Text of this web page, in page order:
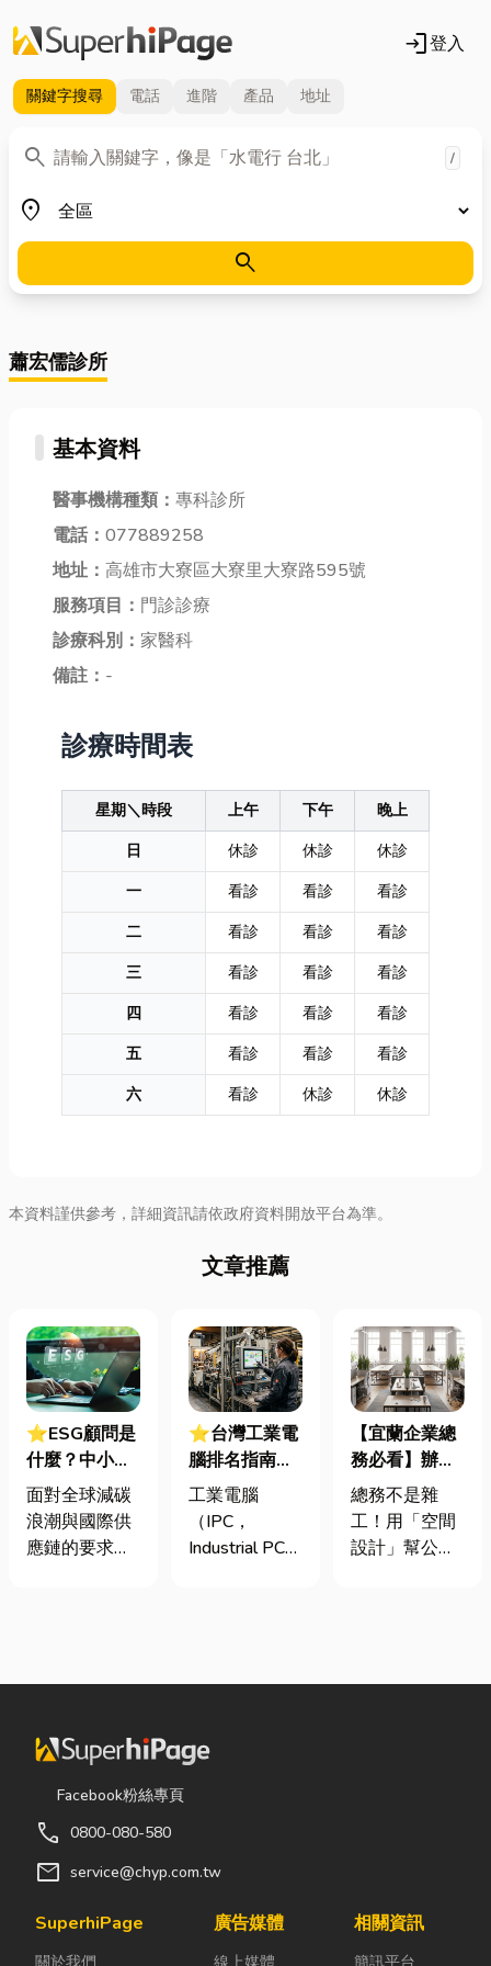
login登入
關鍵字搜尋 電話 進階 產品 地址
search
關鍵字 /
place
地區
search
蕭宏儒診所
基本資料
醫事機構種類： 專科診所
電話： 077889258
地址： 高雄市大寮區大寮里大寮路595號
服務項目： 門診診療
診療科別： 家醫科
備註： -
診療時間表
星期＼時段 上午 下午
晚上
日
休診 休診
休診
一
看診 看診
看診
二
看診 看診
看診
三
看診 看診
看診
四
看診 看診
看診
五
看診 看診
看診
六
看診 休診 休診
本資料謹供參考，詳細資訊請依政府資料開放平台為準。
文章推薦
⭐ESG顧問是
什麼？中小企
業挑選四大永
續顧問服務的
實用指南
面對全球減碳
浪潮與國際供
應鏈的要求，
要求提供「碳
「永續報告
書」。這讓不
少傳產老闆感
底 ESG 永續是
什麼？我們公
真的需要找
⭐台灣工業電
腦排名指南：
台灣三大工業
電腦龍頭有哪
些？工廠採購
工業電腦
（IPC，
Industrial PC）
的硬體運算平
自動化或升級
用桌機湊合。
機無法應付高
【宜蘭企業總
務必看】辦公
室如何打造高
效能職場？從
辦公桌椅、系
總務不是雜
工！用「空間
設計」幫公司
公室時，常覺
辦公室空間設
Facebook粉絲專頁
call 0800-080-580
mail service@chyp.com.tw
SuperhiPage
關於我們
廣告媒體
線上媒體
相關資訊
簡訊平台